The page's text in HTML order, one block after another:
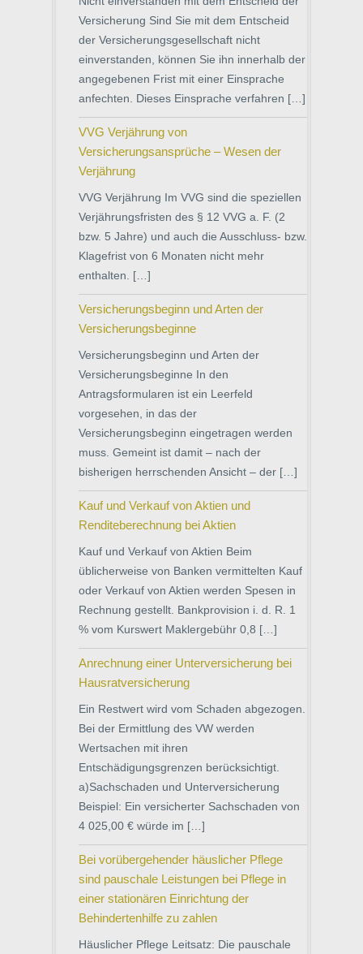
Versicherung Sind Sie mit dem Entscheid
der Versicherungsgesellschaft nicht
einverstanden, können Sie ihn innerhalb der
angegebenen Frist mit einer Einsprache
anfechten. Dieses Einsprache verfahren […]
VVG Verjährung von
Versicherungsansprüche – Wesen der
Verjährung
VVG Verjährung Im VVG sind die speziellen
Verjährungsfristen des § 12 VVG a. F. (2
bzw. 5 Jahre) und auch die Ausschluss- bzw.
Klagefrist von 6 Monaten nicht mehr
enthalten. […]
Versicherungsbeginn und Arten der
Versicherungsbeginne
Versicherungsbeginn und Arten der
Versicherungsbeginne In den
Antragsformularen ist ein Leerfeld
vorgesehen, in das der
Versicherungsbeginn eingetragen werden
muss. Gemeint ist damit – nach der
bisherigen herrschenden Ansicht – der […]
Kauf und Verkauf von Aktien und
Renditeberechnung bei Aktien
Kauf und Verkauf von Aktien Beim
üblicherweise von Banken vermittelten Kauf
oder Verkauf von Aktien werden Spesen in
Rechnung gestellt. Bankprovision i. d. R. 1
% vom Kurswert Maklergebühr 0,8 […]
Anrechnung einer Unterversicherung bei
Hausratversicherung
Ein Restwert wird vom Schaden abgezogen.
Bei der Ermittlung des VW werden
Wertsachen mit ihren
Entschädigungsgrenzen berücksichtigt.
a)Sachschaden und Unterversicherung
Beispiel: Ein versicherter Sachschaden von
4 025,00 € würde im […]
Bei vorübergehender häuslicher Pflege
sind pauschale Leistungen bei Pflege in
einer stationären Einrichtung der
Behindertenhilfe zu zahlen
Häuslicher Pflege Leitsatz: Die pauschale